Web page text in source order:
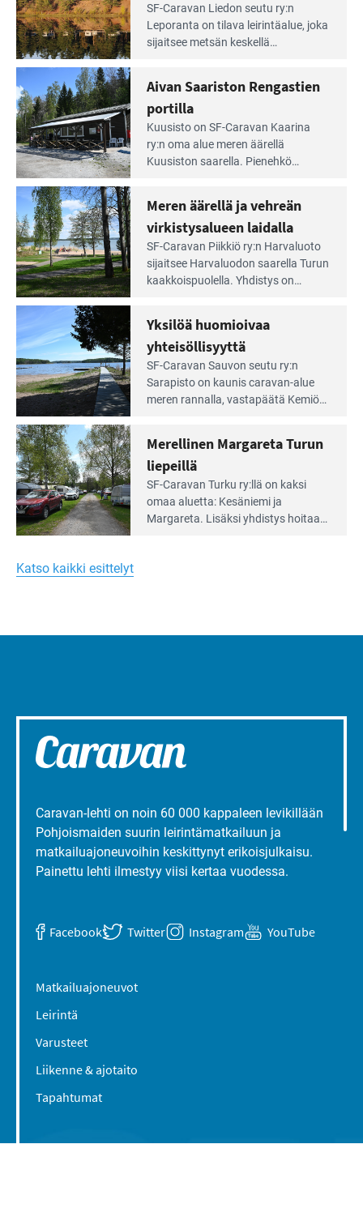
Lue
Leirintäoppaan
artikkeli:
Lampien
rannalla
pääsee
irti
arjesta
SF-Caravan Liedon seutu ry:n
Leporanta on tilava leirintäalue, joka
sijaitsee metsän kes­kellä
tarjoaa ympäris­töineen kauniit
maisemat ja loistavat virkistäytymis­
mahdollisuudet.
Lue
Leirintäoppaan
artikkeli:
Aivan
Saariston
Rengastien
portilla
Aivan Saariston Rengastien
portilla
Kuusisto on SF-Caravan Kaarina
ry:n oma alue meren äärellä
Kuusiston saarella. Pie­nehkö
Lue
Leirintäoppaan
artikkeli:
Meren
äärellä
ja
vehreän
virkistysalueen
laidalla
Meren äärellä ja vehreän
virkistysalueen laidalla
SF-Caravan Piikkiö ry:n Harvaluoto
sijait­see Harvaluodon saarella Turun
kaakkois­puolella. Yhdistys on
virkistysalueesta.
Lue
Leirintäoppaan
artikkeli:
Yksilöä
huomioivaa
yhteisöllisyyttä
Yksilöä huomioivaa
yhteisöllisyyttä
SF-Caravan Sauvon seutu ry:n
Sarapisto on kaunis caravan-alue
meren rannalla, vasta­päätä Kemiön
kymmenen paikkaa ilman sähköä.
Lue
Leirintäoppaan
artikkeli:
Merellinen
Turun
liepeillä
Merellinen Margareta Turun
liepeillä
SF-Caravan Turku ry:llä on kaksi
omaa aluet­ta: Kesäniemi ja
Margareta. Lisäksi yhdis­tys hoitaa
Katso kaikki esittelyt
Caravan-lehti on noin 60 000 kappaleen levikillään
Pohjoismaiden suurin leirintämatkailuun ja
matkailuajoneuvoihin keskittynyt erikoisjulkaisu.
Painettu lehti ilmestyy viisi kertaa vuodessa.
Facebook Twitter Instagram YouTube
Matkailuajoneuvot
Leirintä
Varusteet
Liikenne & ajotaito
Tapahtumat